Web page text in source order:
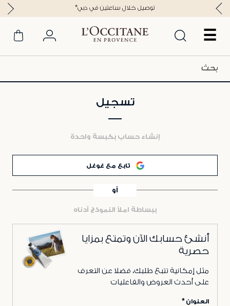
☰
*توصيل خلال ساعتين في دبي
تسجيل
إنشاء حساب بكبسة واحدة
تابع مع غوغل
أو
ببساطة املأ النموذج أدناه
أنشئ حسابك الآن وتمتع بمزايا
حصرية
مثل إمكانية تتبع طلبك، فضلا عن التعرف
على أحدث العروض والفاعليات
العنوان